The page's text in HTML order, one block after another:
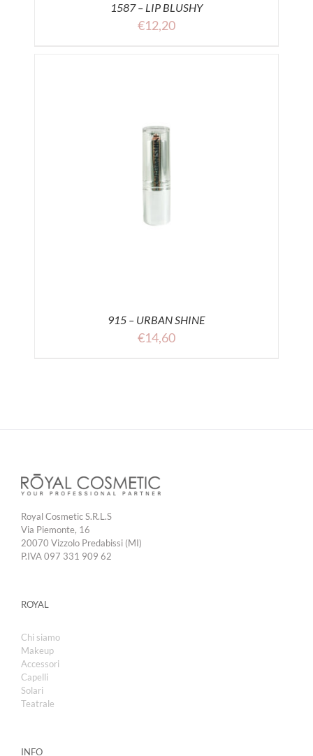
1587 – LIP BLUSHY
€12,20
915 – URBAN SHINE
€14,60
Royal Cosmetic S.R.L.S
Via Piemonte, 16
20070 Vizzolo Predabissi (MI)
P.IVA 097 331 909 62
ROYAL
Chi siamo
Makeup
Accessori
Capelli
Solari
Teatrale
INFO